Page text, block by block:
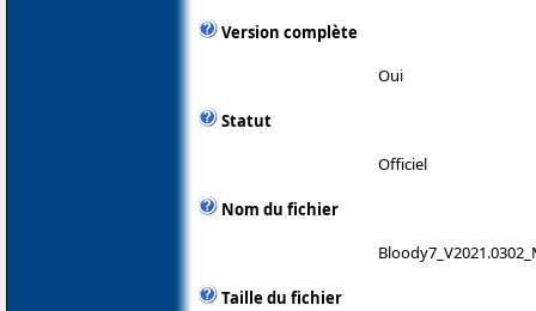
Version complète
Oui
Statut
Officiel
Nom du fichier
Taille du fichier